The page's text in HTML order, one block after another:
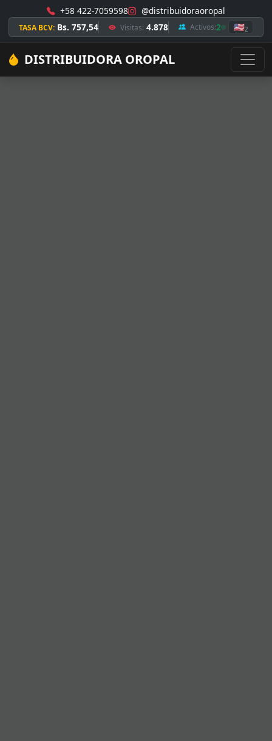
+58 422-7059598 @distribuidoraoropal
TASA BCV: Bs. 757,54 Visitas: 4.878 Activos:2 🇺🇸2
DISTRIBUIDORA OROPAL